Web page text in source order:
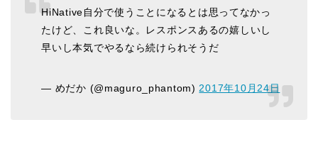
HiNative自分で使うことになるとは思ってなかっ
たけど、これ良いな。レスポンスあるの嬉しいし
早いし本気でやるなら続けられそうだ
— めだか (@maguro_phantom) 2017年10月24日